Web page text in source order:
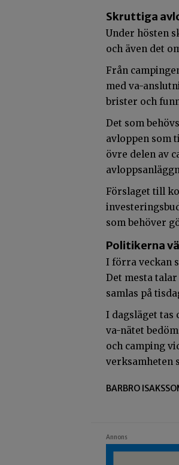
Skruttiga
Under hösten
och även det
Från
med va-
brister och
Det som
avloppen som
övre delen av
Förslaget till
som behöver
Politikerna
I förra veckan
Det mesta
samlas på
I dagsläget tas
va-nätet
och camping
verksamheten
BARBRO
Annons